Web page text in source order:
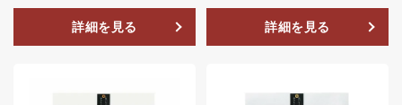
詳細を見る 詳細を見る